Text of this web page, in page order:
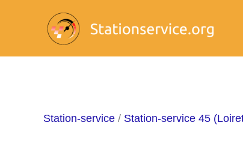
Station-service / Station-service 45